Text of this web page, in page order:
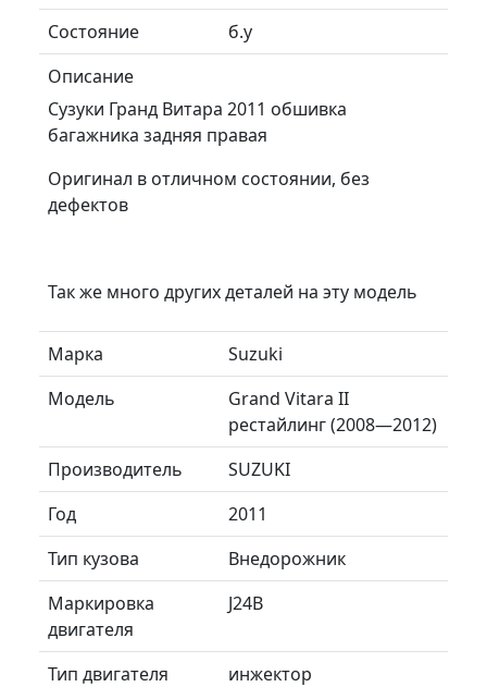
Состояние
б.у
Описание
Сузуки Гранд Витара 2011 обшивка
багажника задняя правая
Оригинал в отличном состоянии, без
дефектов
Так же много других деталей на эту модель
Марка
Suzuki
Модель
Grand Vitara II
рестайлинг (2008—2012)
Производитель
SUZUKI
Год
2011
Тип кузова
Внедорожник
Маркировка
двигателя
J24B
Тип двигателя
инжектор